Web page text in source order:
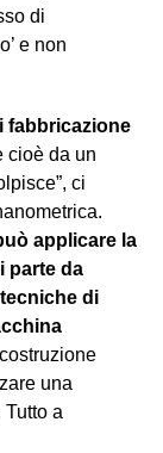
di
e non
fabbricazione
cioè da un
ci
applicare la
parte da
di
una
a